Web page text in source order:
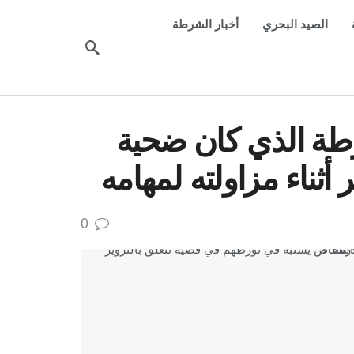
الصيد البحري أخبار الشرطة
الذي كان ضحية
مزاولته لمهامه
0